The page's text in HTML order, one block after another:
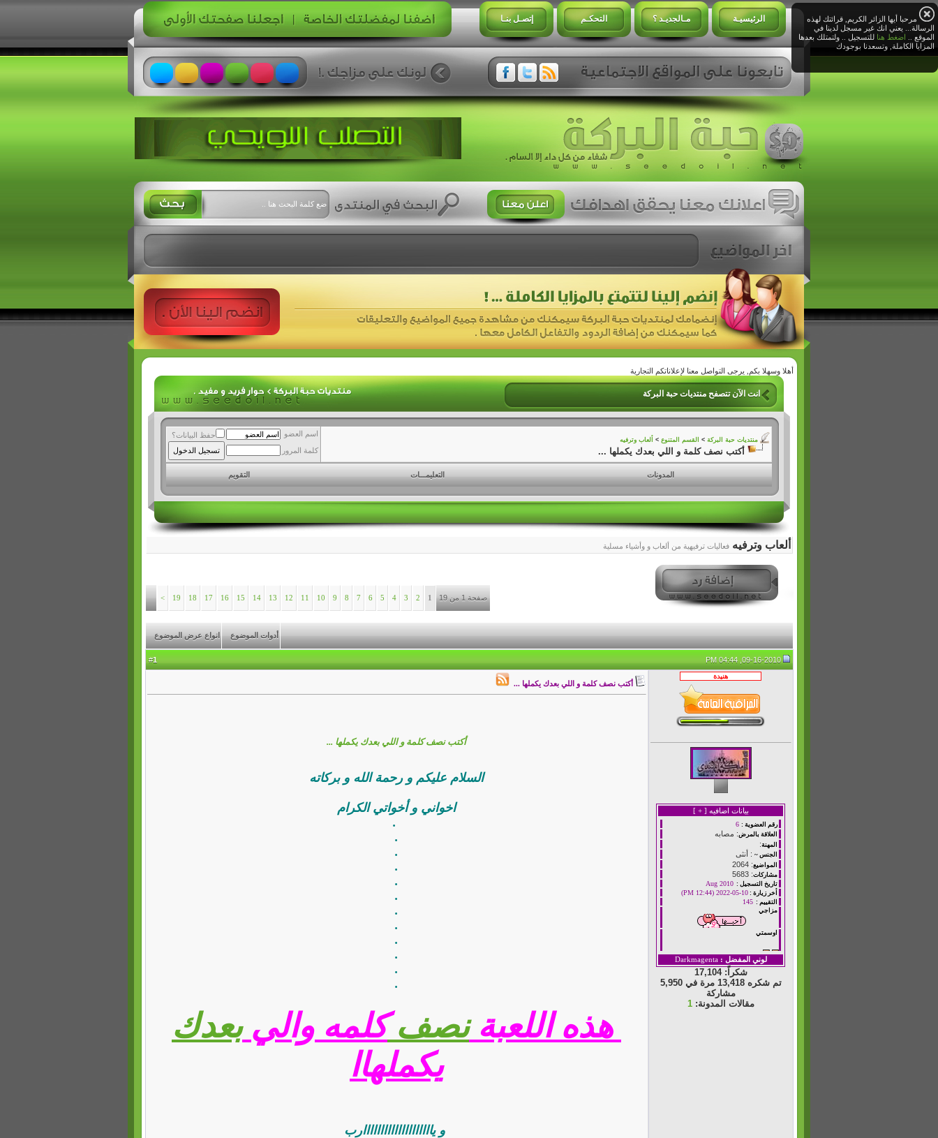
الرئيسيـة مـالجديـد ؟ التحكـم إتصـل بنـا
أهلا وسهلا بكم, يرجى التواصل معنا لإعلاناتكم التجارية
انت الآن تتصفح منتديات حبة البركة
منتديات حبة البركة > القسم المتنوع > ألعاب وترفيه
أكتب نصف كلمة و اللي بعدك يكملها ...
اسم العضو
حفظ البيانات؟
كلمة المرور
المدونات التعليمـــات التقويم
ألعاب وترفيه فعاليات ترفيهية من ألعاب و وأشياء مسلية
صفحة 1 من 19 1
2
3
4
5
6
7
8
9
10
11
12
13
14
15
16
17
18
19
>
أدوات الموضوع انواع عرض الموضوع
09-16-2010, 04:44 PM
#
1
بيانات اضافيه [+
]
رقم العضوية : 6
العلاقة بالمرض: مصابه
المهنة:
الجنس ~ : أنثى
المواضيع: 2064
مشاركات: 5683
تاريخ التسجيل : Aug 2010
أخر زيارة : 10-05-2022 (12:44 PM)
التقييم : 145
مزاجي
اوسمتي
لوني المفضل :Darkmagenta
شكراً: 17,104
تم شكره 13,418 مرة في 5,950
مشاركة
مقالات المدونة:1
أكتب نصف كلمة و اللي بعدك يكملها ...
أكتب نصف كلمة و اللي بعدك يكملها ...
السلام عليكم و رحمة الله و بركاته
اخواني و أخواتي الكرام
‏ .
.
.
.
.
.
.
.
.
.
.
.
‏ هذه اللعبةنصفكلمه واليبعدك
يكملهاا
‏ و ياااااااااااااااااااارب
مرحبا أيها الزائر الكريم, قرائتك لهذه
الرسالة... يعني انك غير مسجل لدينا في
الموقع .. اضغط هنا للتسجيل .. ولتمتلك بعدها
المزايا الكاملة, وتسعدنا بوجودك